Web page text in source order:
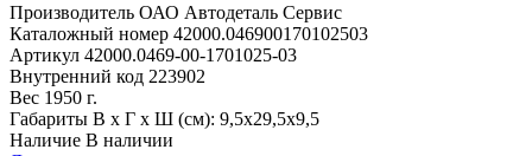
Производитель ОАО Автодеталь Сервис
Каталожный номер 42000.046900170102503
Артикул 42000.0469-00-1701025-03
Внутренний код 223902
Вес 1950 г.
Габариты В х Г х Ш (см): 9,5х29,5х9,5
Наличие В наличии